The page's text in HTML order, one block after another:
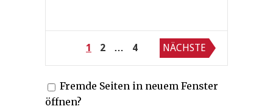
Seitennummerierung
der
Beiträge
1 2 … 4 NÄCHSTE
Fremde Seiten in neuem Fenster
öffnen?